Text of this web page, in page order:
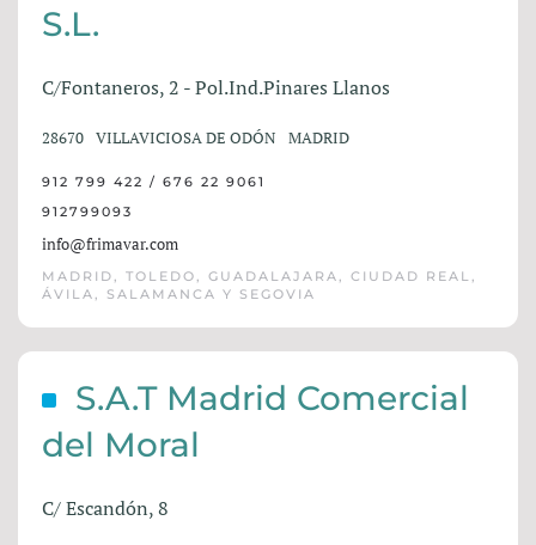
S.L.
C/Fontaneros, 2 - Pol.Ind.Pinares Llanos
28670 VILLAVICIOSA DE ODÓN MADRID
912 799 422 / 676 22 9061
912799093
info@frimavar.com
MADRID, TOLEDO, GUADALAJARA, CIUDAD REAL,
ÁVILA, SALAMANCA Y SEGOVIA
S.A.T Madrid Comercial
del Moral
C/ Escandón, 8